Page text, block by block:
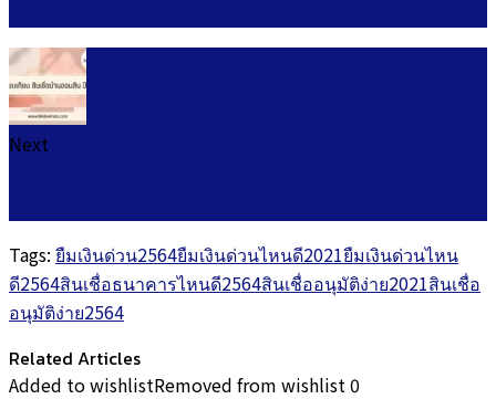
Next
Tags: ยืมเงินด่วน2564ยืมเงินด่วนไหนดี2021ยืมเงินด่วนไหน
ดี2564สินเชื่อธนาคารไหนดี2564สินเชื่ออนุมัติง่าย2021สินเชื่อ
อนุมัติง่าย2564
Related Articles
Added to wishlistRemoved from wishlist0